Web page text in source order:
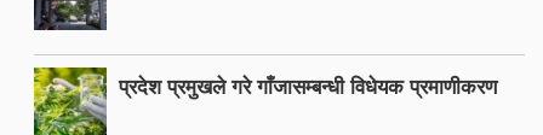
प्रदेश प्रमुखले गरे गाँजासम्बन्धी विधेयक प्रमाणीकरण